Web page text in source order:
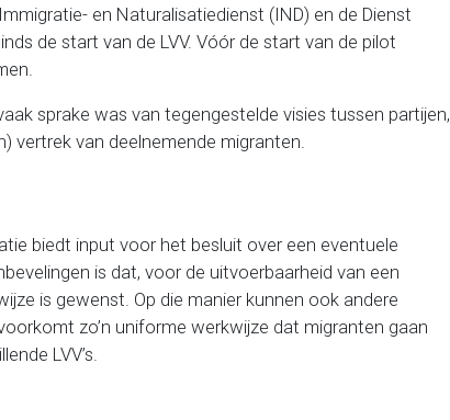
en Naturalisatiedienst (IND) en de Dienst
de start van de LVV. Vóór de start van de pilot
sprake was van tegengestelde visies tussen partijen,
vertrek van deelnemende migranten.
biedt input voor het besluit over een eventuele
is dat, voor de uitvoerbaarheid van een
is gewenst. Op die manier kunnen ook andere
zo’n uniforme werkwijze dat migranten gaan
LVV’s.